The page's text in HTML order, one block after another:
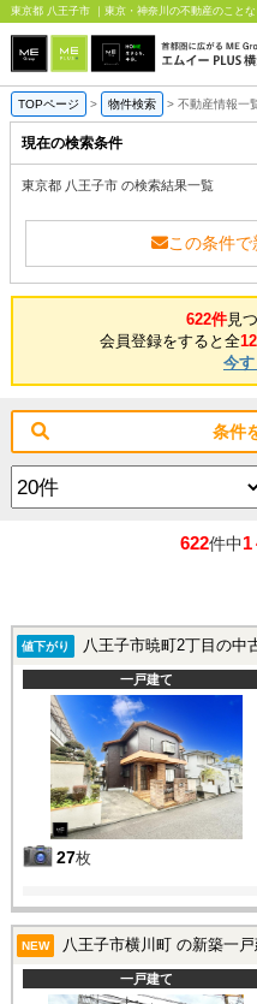
東京都 八王子市 ｜東京・神奈川の不動産のこと
TOPページ > 物件検索 > 不動産情報一
現在の検索条件
東京都 八王子市 の検索結果一覧
この条件で
622件見
会員登録をすると全
今
条件
622件中1
値下がり 八王子市暁町2丁目の中
一戸建て
27枚
NEW 八王子市横川町 の新築一
一戸建て